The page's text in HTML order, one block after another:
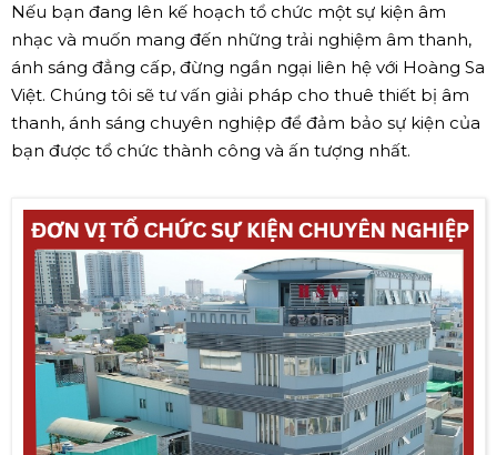
Nếu bạn đang lên kế hoạch tổ chức một sự kiện âm
nhạc và muốn mang đến những trải nghiệm âm thanh,
ánh sáng đẳng cấp, đừng ngần ngại liên hệ với Hoàng Sa
Việt. Chúng tôi sẽ tư vấn giải pháp cho thuê thiết bị âm
thanh, ánh sáng chuyên nghiệp để đảm bảo sự kiện của
bạn được tổ chức thành công và ấn tượng nhất.